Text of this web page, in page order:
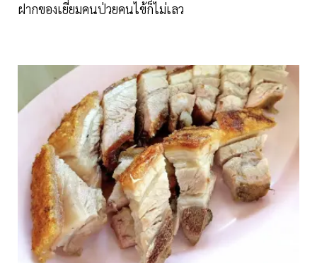
ฝากของเยี่ยมคนป่วยคนไข้ก็ไม่เลว